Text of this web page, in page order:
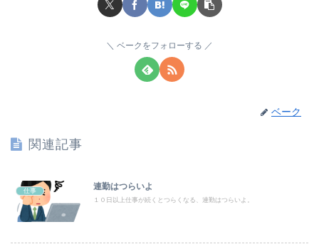
ベークをフォローする
ベーク
関連記事
仕事 連勤はつらいよ
１０日以上仕事が続くとつらくなる、連勤はつらいよ。